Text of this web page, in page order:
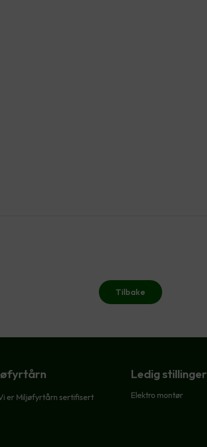
Tilbake
er Miljøfyrtårn sertifisert
Ledig stillinger
Elektro montør